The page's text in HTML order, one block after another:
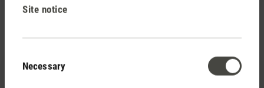
Site notice
Selection
Necessary